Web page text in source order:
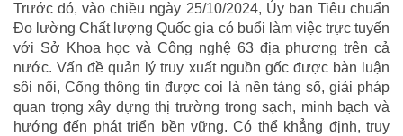
Trước đó, vào chiều ngày 25/10/2024, Ủy ban Tiêu chuẩn
Đo lường Chất lượng Quốc gia có buổi làm việc trực tuyến
với Sở Khoa học và Công nghệ 63 địa phương trên cả
nước. Vấn đề quản lý truy xuất nguồn gốc được bàn luận
sôi nổi, Cổng thông tin được coi là nền tảng số, giải pháp
quan trọng xây dựng thị trường trong sạch, minh bạch và
hướng đến phát triển bền vững. Có thể khẳng định, truy